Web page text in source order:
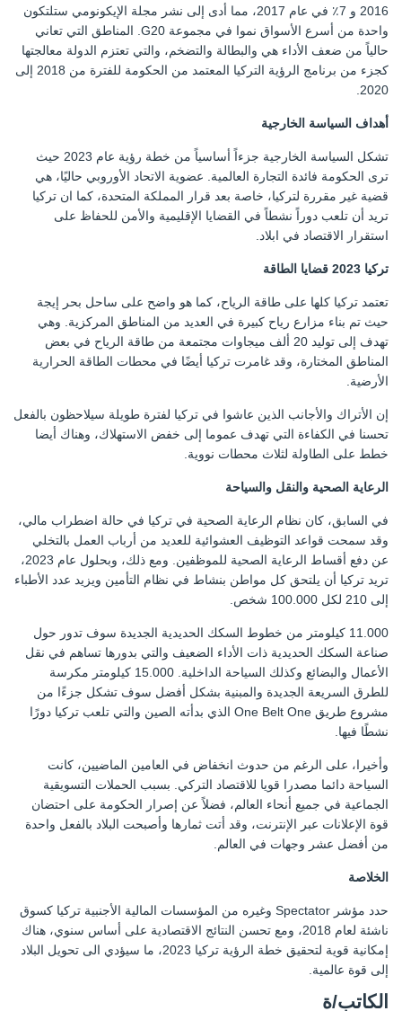
2016 و 7٪ في عام 2017، مما أدى إلى نشر مجلة الإيكونومي ستلتكون
واحدة من أسرع الأسواق نموا في مجموعة G20. المناطق التي تعاني
حالياً من ضعف الأداء هي والبطالة والتضخم، والتي تعتزم الدولة معالجتها
كجزء من برنامج الرؤية التركيا المعتمد من الحكومة للفترة من 2018 إلى
2020.
أهداف السياسة الخارجية
تشكل السياسة الخارجية جزءاً أساسياً من خطة رؤية عام 2023 حيث
ترى الحكومة فائدة التجارة العالمية. عضوية الاتحاد الأوروبي حاليًا، هي
قضية غير مقررة لتركيا، خاصة بعد قرار المملكة المتحدة، كما ان تركيا
تريد أن تلعب دوراً نشطاً في القضايا الإقليمية والأمن للحفاظ على
استقرار الاقتصاد في ابلاد.
تركيا 2023 قضايا الطاقة
تعتمد تركيا كلها على طاقة الرياح، كما هو واضح على ساحل بحر إيجة
حيث تم بناء مزارع رياح كبيرة في العديد من المناطق المركزية. وهي
تهدف إلى توليد 20 ألف ميجاوات مجتمعة من طاقة الرياح في بعض
المناطق المختارة، وقد غامرت تركيا أيضًا في محطات الطاقة الحرارية
الأرضية.
إن الأتراك والأجانب الذين عاشوا في تركيا لفترة طويلة سيلاحظون بالفعل
تحسنا في الكفاءة التي تهدف عموما إلى خفض الاستهلاك، وهناك أيضا
خطط على الطاولة لثلاث محطات نووية.
الرعاية الصحية والنقل والسياحة
في السابق، كان نظام الرعاية الصحية في تركيا في حالة اضطراب مالي،
وقد سمحت قواعد التوظيف العشوائية للعديد من أرباب العمل بالتخلي
عن دفع أقساط الرعاية الصحية للموظفين. ومع ذلك، وبحلول عام 2023،
تريد تركيا أن يلتحق كل مواطن بنشاط في نظام التأمين ويزيد عدد الأطباء
إلى 210 لكل 100.000 شخص.
11.000 كيلومتر من خطوط السكك الحديدية الجديدة سوف تدور حول
صناعة السكك الحديدية ذات الأداء الضعيف والتي بدورها تساهم في نقل
الأعمال والبضائع وكذلك السياحة الداخلية. 15.000 كيلومتر مكرسة
للطرق السريعة الجديدة والمبنية بشكل أفضل سوف تشكل جزءًا من
مشروع طريق One Belt One الذي بدأته الصين والتي تلعب تركيا دورًا
نشطًا فيها.
وأخيرا، على الرغم من حدوث انخفاض في العامين الماضيين، كانت
السياحة دائما مصدرا قويا للاقتصاد التركي. بسبب الحملات التسويقية
الجماعية في جميع أنحاء العالم، فضلاً عن إصرار الحكومة على احتضان
قوة الإعلانات عبر الإنترنت، وقد أتت ثمارها وأصبحت البلاد بالفعل واحدة
من أفضل عشر وجهات في العالم.
الخلاصة
حدد مؤشر Spectator وغيره من المؤسسات المالية الأجنبية تركيا كسوق
ناشئة لعام 2018، ومع تحسن النتائج الاقتصادية على أساس سنوي، هناك
إمكانية قوية لتحقيق خطة الرؤية تركيا 2023، ما سيؤدي الى تحويل البلاد
إلى قوة عالمية.
الكاتب/ة